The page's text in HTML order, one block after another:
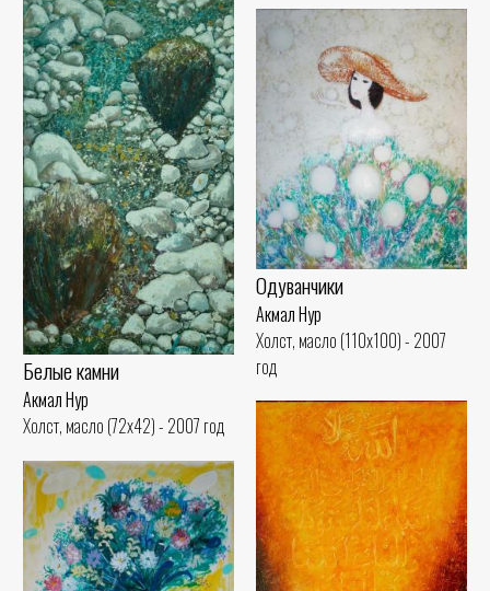
Белые камни
Акмал Нур
Холст, масло (72x42) - 2007 год
Одуванчики
Акмал Нур
Холст, масло (110x100) - 2007
год